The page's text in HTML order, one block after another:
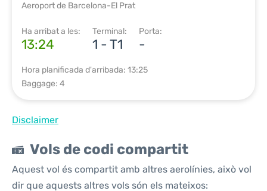
Aeroport de Barcelona-El Prat
Ha arribat a les:
13:24
Terminal:
1 - T1
Porta:
-
Hora planificada d'arribada: 13:25
Baggage: 4
Disclaimer
Vols de codi compartit
Aquest vol és compartit amb altres aerolínies, això vol
dir que aquests altres vols són els mateixos: